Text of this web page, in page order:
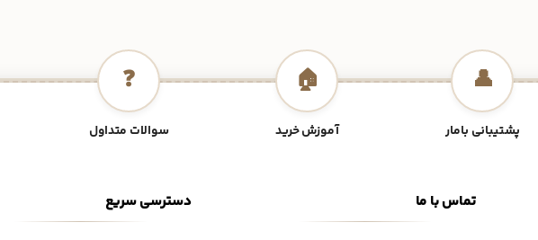
👤
پشتیبانی بامار
🏠
آموزش خرید
❓
سوالات متداول
دسترسی سریع تماس با ما